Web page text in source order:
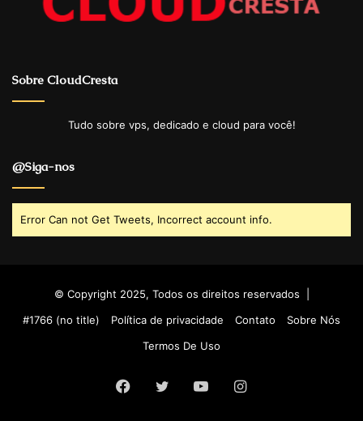
Sobre CloudCresta
Tudo sobre vps, dedicado e cloud para você!
@Siga-nos
Error Can not Get Tweets, Incorrect account info.
© Copyright 2025, Todos os direitos reservados |
#1766 (no title)
Política de privacidade Contato
Sobre Nós
Termos De Uso
Facebook
Twitter YouTubeInstagram